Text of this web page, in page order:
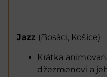
Jazz (Bosáci, Košice)
Krátka
džezmenovi a